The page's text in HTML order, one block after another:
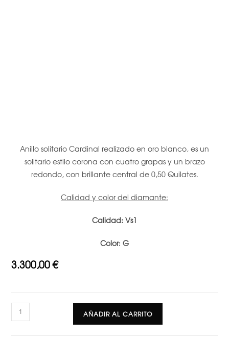
Anillo solitario Cardinal realizado en oro blanco, es un
solitario estilo corona con cuatro grapas y un brazo
redondo, con brillante central de 0,50 Quilates.
Calidad y color del diamante:
Calidad: Vs1
Color: G
3.300,00€
Anillo
solitario
AÑADIR AL CARRITO